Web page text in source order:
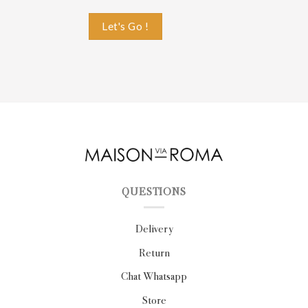
QUESTIONS
Delivery
Return
Chat Whatsapp
Store